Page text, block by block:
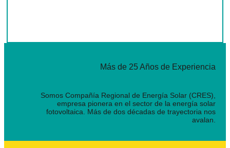
Más de 25 Años de Experiencia
Somos Compañía Regional de Energía Solar (CRES),
empresa pionera en el sector de la energía solar
fotovoltaica. Más de dos décadas de trayectoria nos
avalan.